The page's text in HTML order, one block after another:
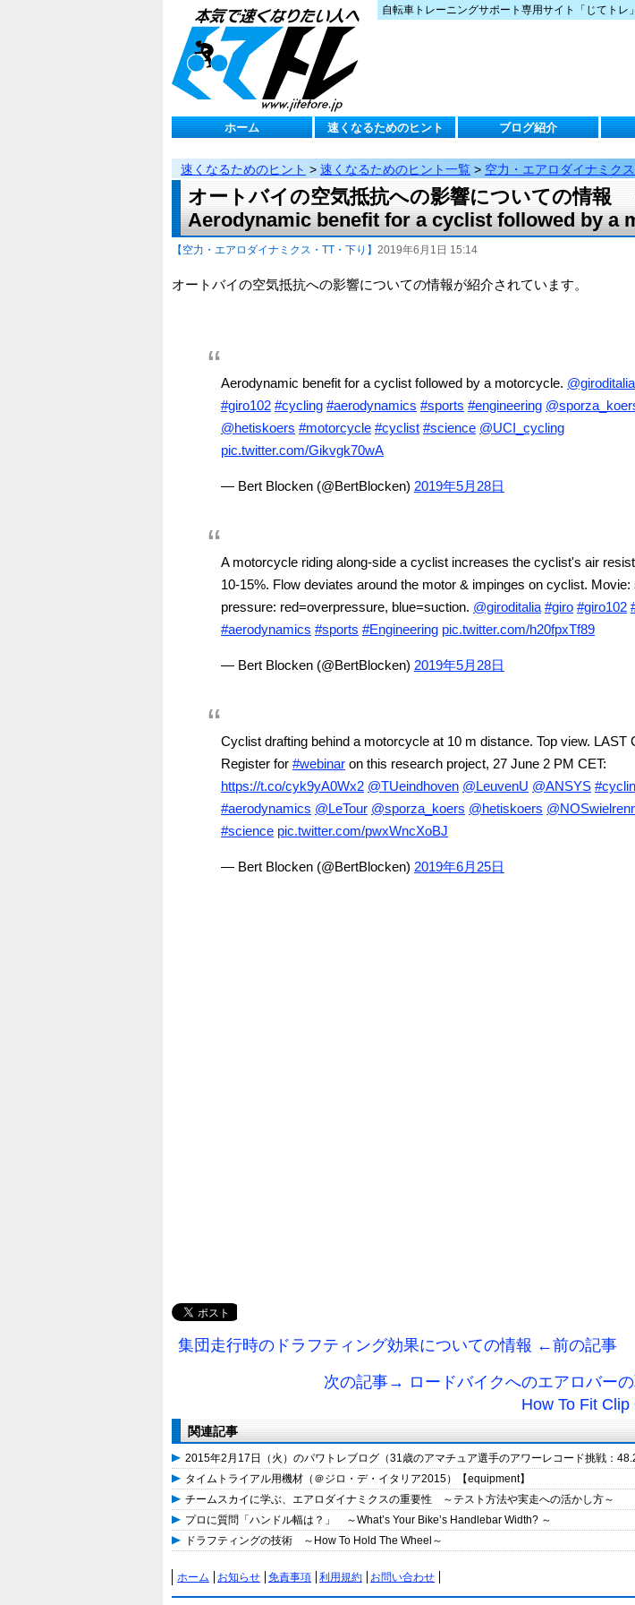
自転車トレーニングサポート専用サイト「じてトレ」
ホーム 速くなるためのヒント ブログ紹介
速くなるためのヒント > 速くなるためのヒント一覧 > 空力・エアロダイナミク
オートバイの空気抵抗への影響についての情報
Aerodynamic benefit for a cyclist followed by a
【空力・エアロダイナミクス・TT・下り】 2019年6月1日 15:14
オートバイの空気抵抗への影響についての情報が紹介されています。
Aerodynamic benefit for a cyclist followed by a motorcycle. @giroditalia
#giro102 #cycling #aerodynamics #sports #engineering
@hetiskoers #motorcycle #cyclist #science @UCI_cycling
pic.twitter.com/Gikvgk70wA
— Bert Blocken (@BertBlocken) 2019年5月28日
A motorcycle riding along-side a cyclist increases the cyclist's air
10-15%. Flow deviates around the motor & impinges on cyclist. Movie:
pressure: red=overpressure, blue=suction. @giroditalia #giro #giro102
#aerodynamics #sports #Engineering pic.twitter.com/h20fpxTf89
— Bert Blocken (@BertBlocken) 2019年5月28日
Cyclist drafting behind a motorcycle at 10 m distance. Top view. LAST
Register for #webinar on this research project, 27 June 2 PM CET:
https://t.co/cyk9yA0Wx2 @TUeindhoven @LeuvenU @ANSYS
#aerodynamics @LeTour @sporza_koers @hetiskoers
#science pic.twitter.com/pwxWncXoBJ
— Bert Blocken (@BertBlocken) 2019年6月25日
集団走行時のドラフティング効果についての情報 ←前の記事
次の記事→ ロードバイクへのエアロバー
How To Fit Clip
関連記事
2015年2月17日（火）のパワトレブログ（31歳のアマチュア選手のアワーレコード挑戦：
タイムトライアル用機材（＠ジロ・デ・イタリア2015）【equipment】
チームスカイに学ぶ、エアロダイナミクスの重要性 ～テスト方法や実走への活かし方～
プロに質問「ハンドル幅は？」 ～What’s Your Bike’s Handlebar Width? ～
ドラフティングの技術 ～How To Hold The Wheel～
ホーム お知らせ 免責事項 利用規約 お問い合わせ